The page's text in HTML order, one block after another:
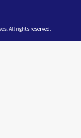
All rights reserved.